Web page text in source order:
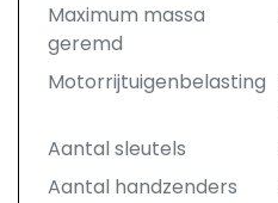
Maximum massa
geremd
Motorrijtuigenbelasting
Aantal sleutels
Aantal handzenders